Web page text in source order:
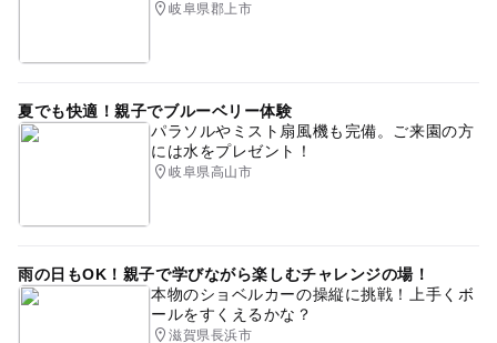
岐阜県郡上市
夏でも快適！親子でブルーベリー体験
パラソルやミスト扇風機も完備。ご来園の方
には水をプレゼント！
岐阜県高山市
雨の日もOK！親子で学びながら楽しむチャレンジの場！
本物のショベルカーの操縦に挑戦！上手くボ
ールをすくえるかな？
滋賀県長浜市